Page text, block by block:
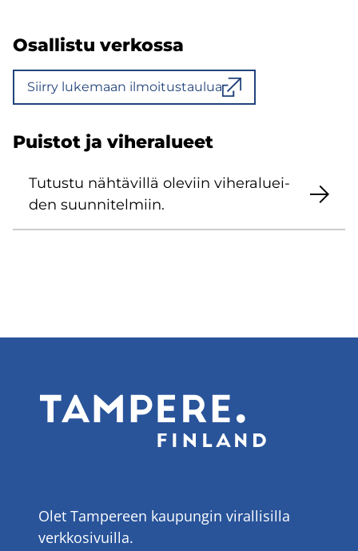
Osal­lis­tu ver­kos­sa
Siir­ry lu­ke­maan il­moi­tus­tau­lua
Puis­tot ja vi­he­ra­lu­eet
Tu­tus­tu näh­tä­vil­lä ole­viin vi­he­ra­luei­
den suun­ni­tel­miin.
Olet Tampereen kaupungin virallisilla
verkkosivuilla.